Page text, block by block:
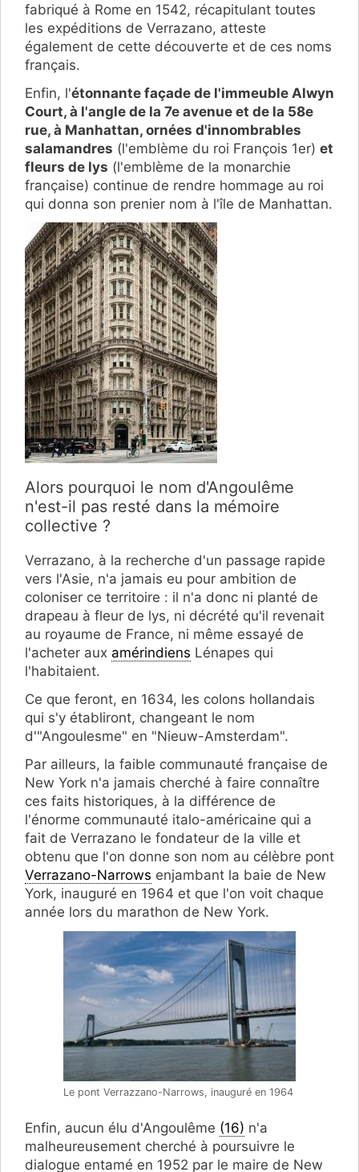
fabriqué à Rome en 1542, récapitulant toutes
les expéditions de Verrazano, atteste
également de cette découverte et de ces noms
français.
Enfin, l'étonnante façade de l'immeuble Alwyn
Court, à l'angle de la 7e avenue et de la 58e
rue, à Manhattan, ornées d'innombrables
salamandres (l'emblème du roi François 1er) et
fleurs de lys (l'emblème de la monarchie
française) continue de rendre hommage au roi
qui donna son prenier nom à l'île de Manhattan.
Alors pourquoi le nom d'Angoulême
n'est-il pas resté dans la mémoire
collective ?
Verrazano, à la recherche d'un passage rapide
vers l'Asie, n'a jamais eu pour ambition de
coloniser ce territoire : il n'a donc ni planté de
drapeau à fleur de lys, ni décrété qu'il revenait
au royaume de France, ni même essayé de
l'acheter aux amérindiens Lénapes qui
l'habitaient.
Ce que feront, en 1634, les colons hollandais
qui s'y établiront, changeant le nom
d'"Angoulesme" en "Nieuw-Amsterdam".
Par ailleurs, la faible communauté française de
New York n'a jamais cherché à faire connaître
ces faits historiques, à la différence de
l'énorme communauté italo-américaine qui a
fait de Verrazano le fondateur de la ville et
obtenu que l'on donne son nom au célèbre pont
Verrazano-Narrows enjambant la baie de New
York, inauguré en 1964 et que l'on voit chaque
année lors du marathon de New York.
Le pont Verrazzano-Narrows, inauguré en 1964
Enfin, aucun élu d'Angoulême (16) n'a
malheureusement cherché à poursuivre le
dialogue entamé en 1952 par le maire de New